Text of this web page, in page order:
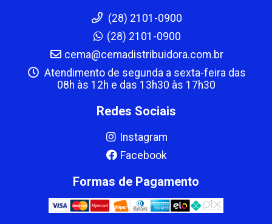
(28) 2101-0900
(28) 2101-0900
cema@cemadistribuidora.com.br
Atendimento de segunda a sexta-feira das
08h às 12h e das 13h30 às 17h30
Redes Sociais
Instagram
Facebook
Formas de Pagamento